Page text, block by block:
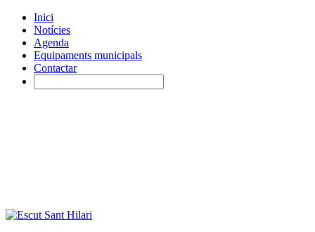
Inici
Notícies
Agenda
Equipaments municipals
Contactar